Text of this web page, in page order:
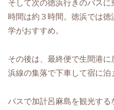
そして次の徳浜行きのバス
時間は約３時間。徳浜では
学がおすすめ。
その後は、最終便で生間港
浜線の集落で下車して宿に泊
バスで加計呂麻島を観光する